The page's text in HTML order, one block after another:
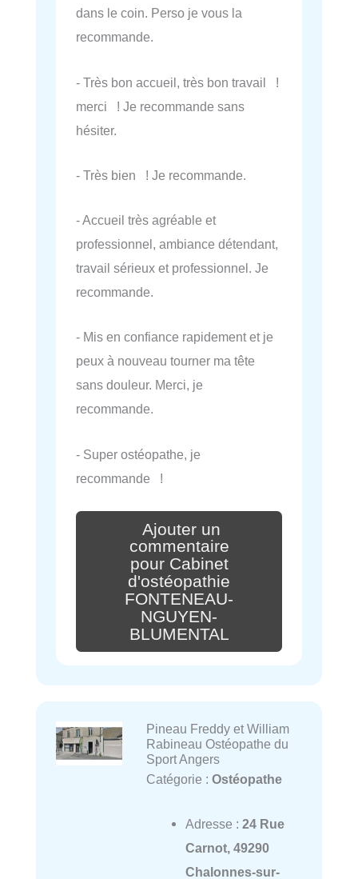
dans le coin. Perso je vous la
recommande.
- Très bon accueil, très bon travail !
merci ! Je recommande sans
hésiter.
- Très bien ! Je recommande.
- Accueil très agréable et
professionnel, ambiance détendant,
travail sérieux et professionnel. Je
recommande.
- Mis en confiance rapidement et je
peux à nouveau tourner ma tête
sans douleur. Merci, je
recommande.
- Super ostéopathe, je
recommande !
Ajouter un
commentaire
pour Cabinet
d'ostéopathie
FONTENEAU-
NGUYEN-
BLUMENTAL
Pineau Freddy et William
Rabineau Ostéopathe du
Sport Angers
Catégorie : Ostéopathe
Adresse : 24 Rue
Carnot, 49290
Chalonnes-sur-